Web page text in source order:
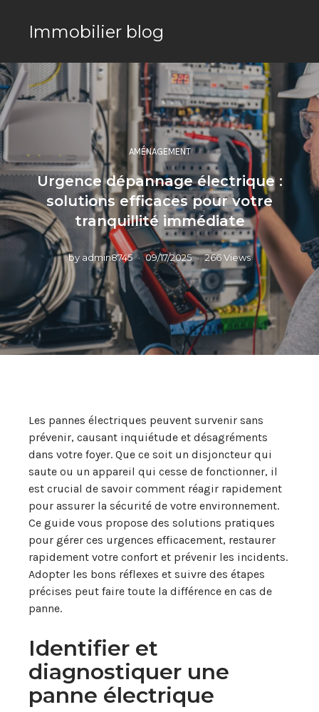
Immobilier blog
AMÉNAGEMENT
Urgence dépannage électrique :
solutions efficaces pour votre
tranquillité immédiate
by admin8745 09/17/2025 266 Views
Les pannes électriques peuvent survenir sans
prévenir, causant inquiétude et désagréments
dans votre foyer. Que ce soit un disjoncteur qui
saute ou un appareil qui cesse de fonctionner, il
est crucial de savoir comment réagir rapidement
pour assurer la sécurité de votre environnement.
Ce guide vous propose des solutions pratiques
pour gérer ces urgences efficacement, restaurer
rapidement votre confort et prévenir les incidents.
Adopter les bons réflexes et suivre des étapes
précises peut faire toute la différence en cas de
panne.
Identifier et
diagnostiquer une
panne électrique